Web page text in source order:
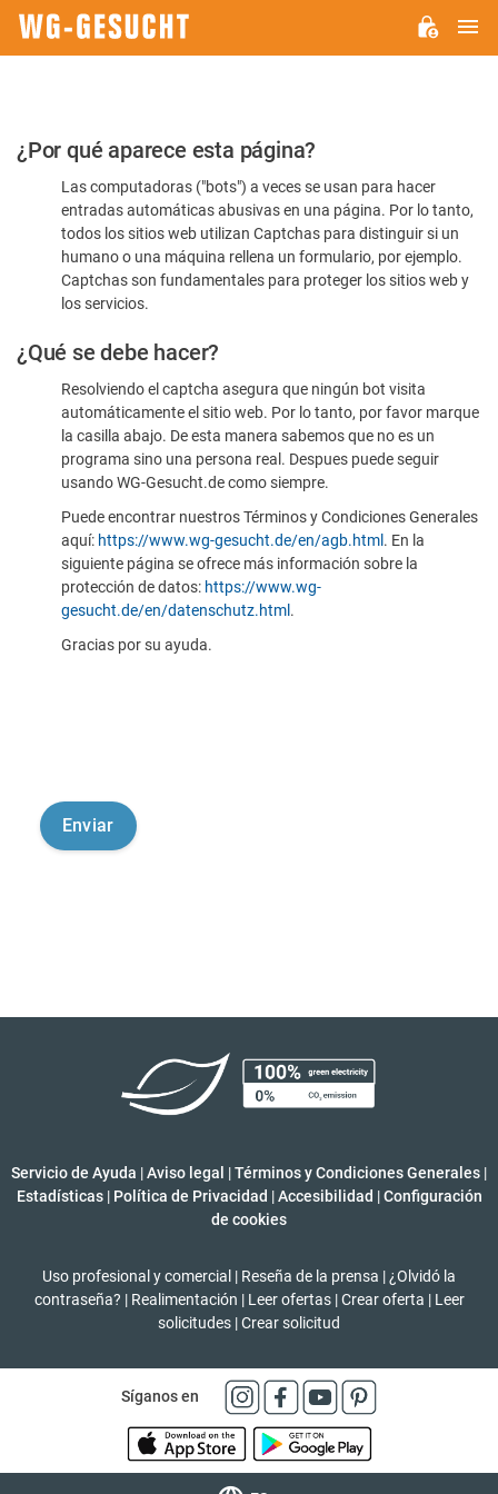
Por
favor,
confirme
humano
¿Por qué aparece esta página?
Las computadoras ("bots") a veces se usan para hacer
entradas automáticas abusivas en una página. Por lo tanto,
todos los sitios web utilizan Captchas para distinguir si un
humano o una máquina rellena un formulario, por ejemplo.
Captchas son fundamentales para proteger los sitios web y
los servicios.
¿Qué se debe hacer?
Resolviendo el captcha asegura que ningún bot visita
automáticamente el sitio web. Por lo tanto, por favor marque
la casilla abajo. De esta manera sabemos que no es un
programa sino una persona real. Despues puede seguir
usando WG-Gesucht.de como siempre.
Puede encontrar nuestros Términos y Condiciones Generales
aquí: https://www.wg-gesucht.de/en/agb.html . En la
siguiente página se ofrece más información sobre la
protección de datos: https://www.wg-
gesucht.de/en/datenschutz.html .
Gracias por su ayuda.
Servicio de Ayuda |Aviso legal |Términos y Condiciones Generales |
Estadísticas | Política de Privacidad | Accesibilidad | Configuración
de cookies
Uso profesional y comercial | Reseña de la prensa | ¿Olvidó la
contraseña? | Realimentación | Leer ofertas | Crear oferta | Leer
solicitudes |Crear solicitud
Síganos en